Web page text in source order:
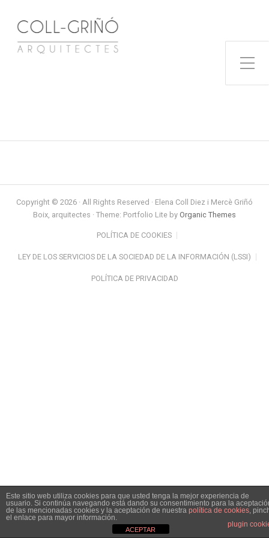
Toggle Side Menu
Copyright © 2026 · All Rights Reserved · Elena Coll Diez i Mercè Griñó
Boix, arquitectes · Theme: Portfolio Lite by Organic Themes
POLÍTICA DE COOKIES
LEY DE LOS SERVICIOS DE LA SOCIEDAD DE LA INFORMACIÓN (LSSI)
POLÍTICA DE PRIVACIDAD
Este sitio web utiliza cookies para que usted tenga la mejor experiencia de
usuario. Si continúa navegando está dando su consentimiento para la
de las mencionadas cookies y la aceptación de nuestra política de cookies,
el enlace para mayor información.
plugin
ACEPTAR